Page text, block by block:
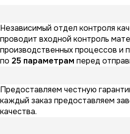
Независимый отдел контроля
проводит входной контроль
производственных процессов и
по 25 параметрам перед
Предоставляем честную
каждый заказ предоставляем
качества.